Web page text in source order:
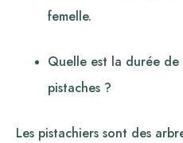
femelle.
Quelle est la durée de
pistaches ?
Les pistachiers sont des